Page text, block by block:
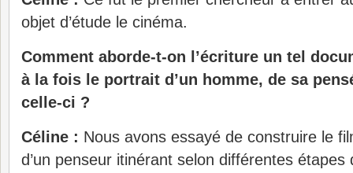
objet d’étude le cinéma.
Comment aborde-t-on l’écriture un tel
à la fois le portrait d’un homme, de sa
celle-ci ?
Céline : Nous avons essayé de construire le
d’un penseur itinérant selon différentes